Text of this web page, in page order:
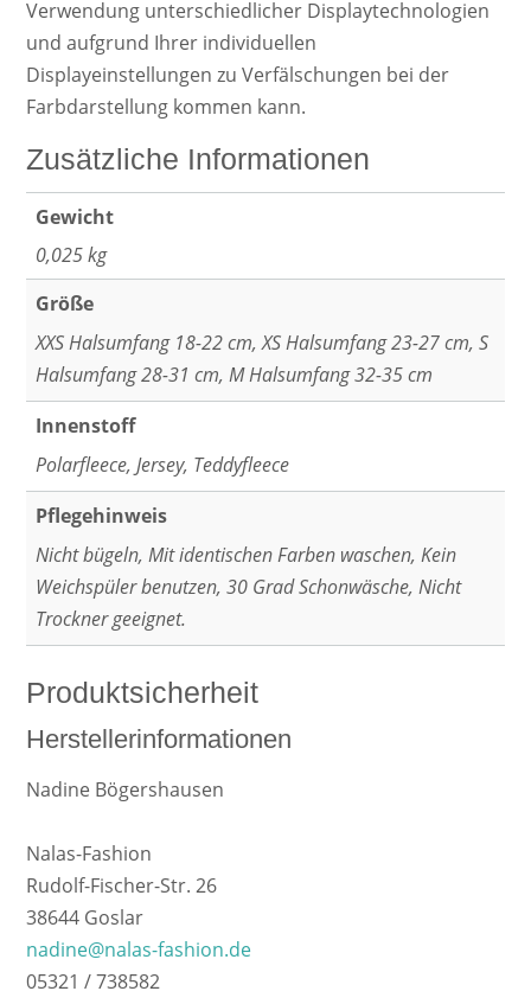
Verwendung unterschiedlicher Displaytechnologien
und aufgrund Ihrer individuellen
Displayeinstellungen zu Verfälschungen bei der
Farbdarstellung kommen kann.
Zusätzliche Informationen
Gewicht
0,025 kg
Größe
XXS Halsumfang 18-22 cm, XS Halsumfang 23-27 cm, S
Halsumfang 28-31 cm, M Halsumfang 32-35 cm
Innenstoff
Polarfleece, Jersey, Teddyfleece
Pflegehinweis
Nicht bügeln, Mit identischen Farben waschen, Kein
Weichspüler benutzen, 30 Grad Schonwäsche, Nicht
Trockner geeignet.
Produktsicherheit
Herstellerinformationen
Nadine Bögershausen
Nalas-Fashion
Rudolf-Fischer-Str. 26
38644 Goslar
nadine@nalas-fashion.de
05321 / 738582